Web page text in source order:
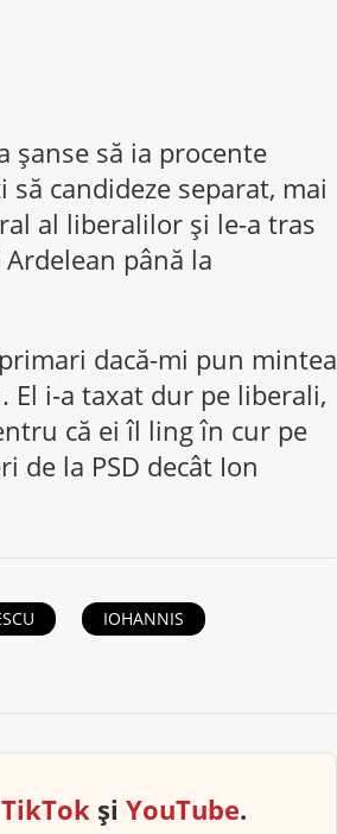
șanse să ia procente
candideze separat, mai
al liberalilor și le-a tras
până la
dacă-mi pun mintea
El i-a taxat dur pe liberali,
că ei îl ling în cur pe
la PSD decât Ion
IOHANNIS
TikTok șiYouTube.